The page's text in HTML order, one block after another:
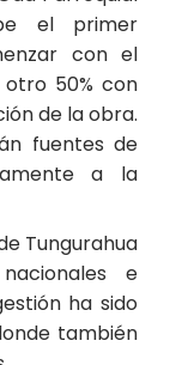
el primer
con el
50% con
de la obra.
fuentes de
a la
Tungurahua
e
ha sido
también